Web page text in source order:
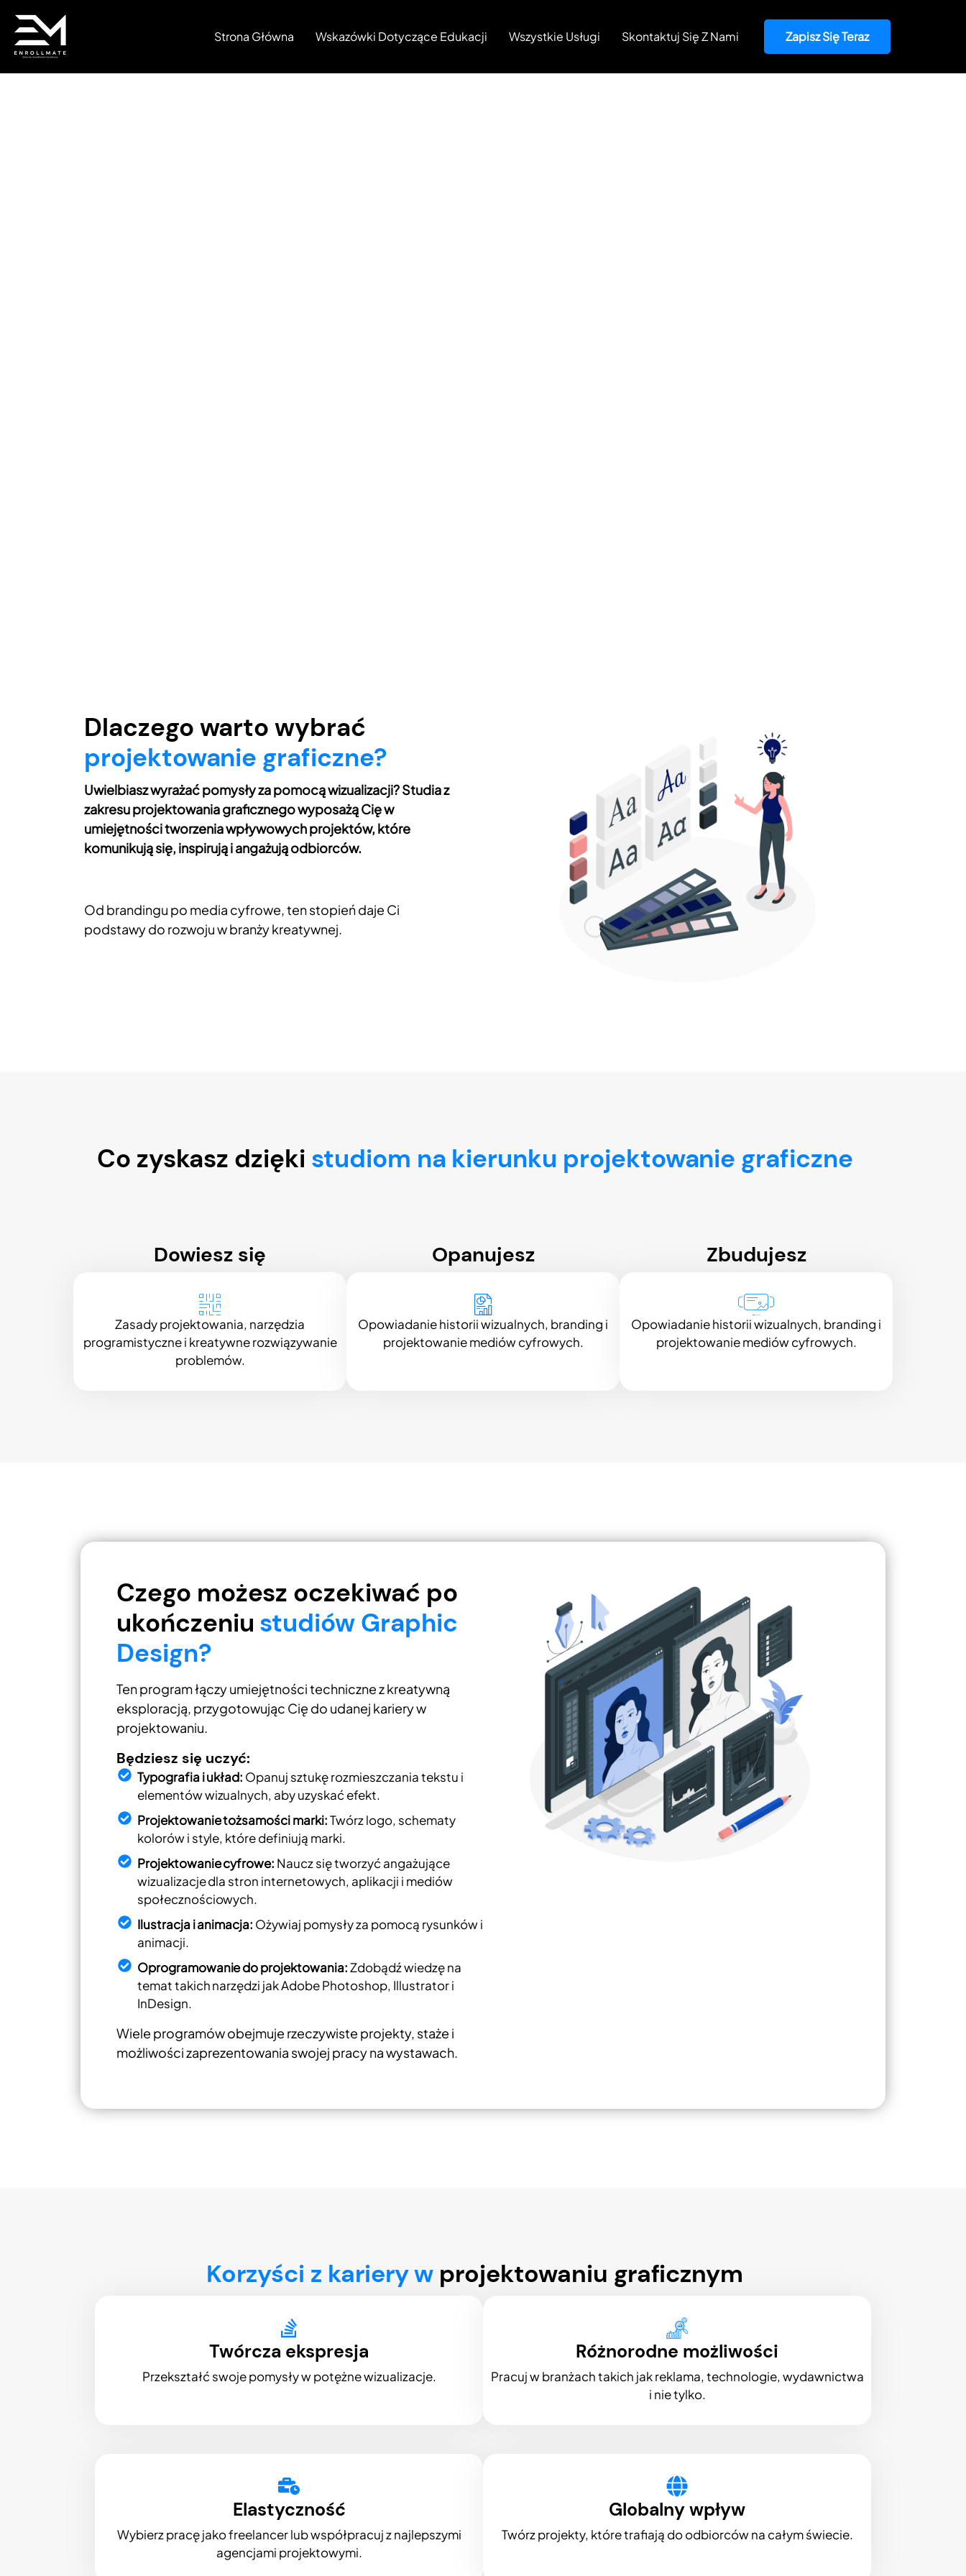
Strona Główna Wskazówki Dotyczące Edukacji Wszystkie Usługi Skontaktuj Się Z Nami Zapisz Się Teraz
Dlaczego warto wybrać
projektowanie graficzne?
Uwielbiasz wyrażać pomysły za pomocą wizualizacji? Studia z
zakresu projektowania graficznego wyposażą Cię w
umiejętności tworzenia wpływowych projektów, które
komunikują się, inspirują i angażują odbiorców.
Od brandingu po media cyfrowe, ten stopień daje Ci
podstawy do rozwoju w branży kreatywnej.
Co zyskasz dzięki studiom na kierunku projektowanie graficzne
Dowiesz się
Zasady projektowania, narzędzia
programistyczne i kreatywne rozwiązywanie
problemów.
Opanujesz
Opowiadanie historii wizualnych, branding i
projektowanie mediów cyfrowych.
Zbudujesz
Opowiadanie historii wizualnych, branding i
projektowanie mediów cyfrowych.
Czego możesz oczekiwać po
ukończeniu studiów Graphic
Design?
Ten program łączy umiejętności techniczne z kreatywną
eksploracją, przygotowując Cię do udanej kariery w
projektowaniu.
Będziesz się uczyć:
Typografia i układ: Opanuj sztukę rozmieszczania tekstu i
elementów wizualnych, aby uzyskać efekt.
Projektowanie tożsamości marki:Twórz logo, schematy
kolorów i style, które definiują marki.
Projektowanie cyfrowe: Naucz się tworzyć angażujące
wizualizacje dla stron internetowych, aplikacji i mediów
społecznościowych.
Ilustracja i animacja: Ożywiaj pomysły za pomocą rysunków i
animacji.
Oprogramowanie do projektowania:Zdobądź wiedzę na
temat takich narzędzi jak Adobe Photoshop, Illustrator i
InDesign.
Wiele programów obejmuje rzeczywiste projekty, staże i
możliwości zaprezentowania swojej pracy na wystawach.
Korzyści z kariery w projektowaniu graficznym
Twórcza ekspresja
Przekształć swoje pomysły w potężne wizualizacje.
Różnorodne możliwości
Pracuj w branżach takich jak reklama, technologie, wydawnictwa
i nie tylko.
Elastyczność
Wybierz pracę jako freelancer lub współpracuj z najlepszymi
agencjami projektowymi.
Globalny wpływ
Twórz projekty, które trafiają do odbiorców na całym świecie.